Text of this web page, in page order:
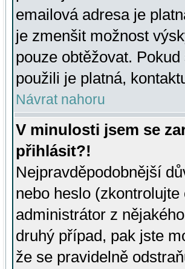
emailová adresa je
je zmenšit možnost
pouze obtěžovat.
použili je platná,
Návrat nahoru
V minulosti jsem se
přihlásit?!
Nejpravděpodobnější
nebo heslo
administrátor z
druhý případ, pak jste
že se pravidelně